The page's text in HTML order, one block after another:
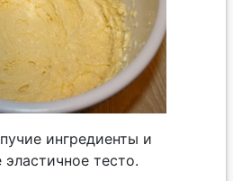
ингредиенты и
тесто.